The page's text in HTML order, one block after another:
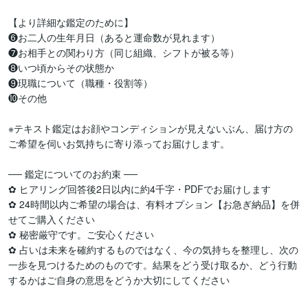
【より詳細な鑑定のために】
❻お二人の生年月日（あると運命数が見れます）
❼お相手との関わり方（同じ組織、シフトが被る等）
❽いつ頃からその状態か
❾現職について（職種・役割等）
❿その他
※テキスト鑑定はお顔やコンディションが見えないぶん、届け方の
ご希望を伺いお気持ちに寄り添ってお届けします。
── 鑑定についてのお約束 ──
✿ ヒアリング回答後2日以内に約4千字・PDFでお届けします
✿ 24時間以内ご希望の場合は、有料オプション【お急ぎ納品】を併
せてご購入ください
✿ 秘密厳守です。ご安心ください
✿ 占いは未来を確約するものではなく、今の気持ちを整理し、次の
一歩を見つけるためのものです。結果をどう受け取るか、どう行動
するかはご自身の意思をどうか大切にしてください